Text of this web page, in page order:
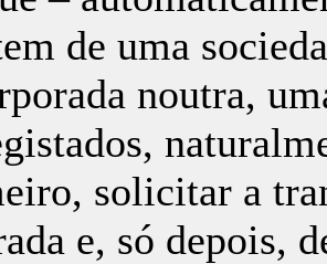
de uma
noutra,
solicitar a
e, só depois,